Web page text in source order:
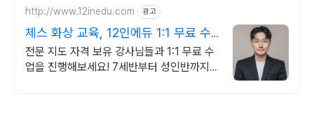
http://www.12inedu.com 광고
체스 화상 교육, 12인에듀 1:1 무료 수
업 제공 중!
전문 지도 자격 보유 강사님들과 1:1 무료 수
업을 진행해보세요! 7세반부터 성인반까지!